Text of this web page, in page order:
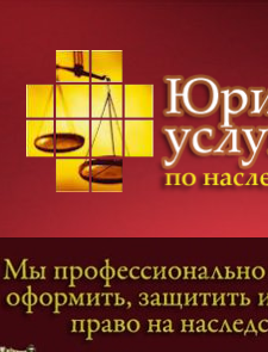
Категории дел
Наследование и Завещание